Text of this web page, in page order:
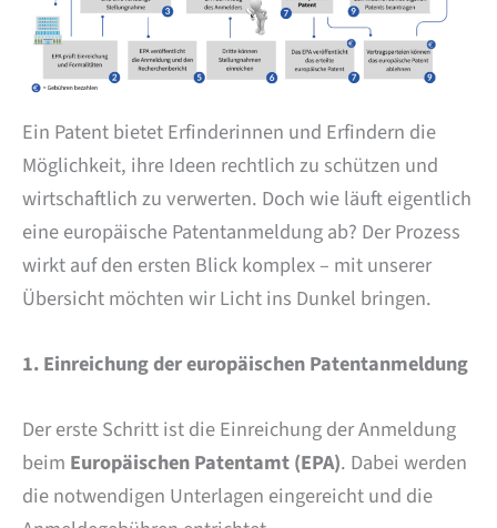
Ein Patent bietet Erfinderinnen und Erfindern die
Möglichkeit, ihre Ideen rechtlich zu schützen und
wirtschaftlich zu verwerten. Doch wie läuft eigentlich
eine europäische Patentanmeldung ab? Der Prozess
wirkt auf den ersten Blick komplex – mit unserer
Übersicht möchten wir Licht ins Dunkel bringen.
1. Einreichung der europäischen Patentanmeldung
Der erste Schritt ist die Einreichung der Anmeldung
beim Europäischen Patentamt (EPA). Dabei werden
die notwendigen Unterlagen eingereicht und die